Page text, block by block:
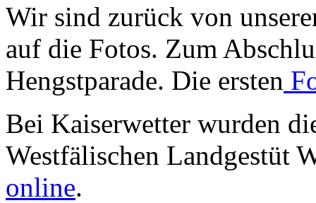
Wir sind zurück von
auf die Fotos. Zum
Hengstparade. Die ersten
Bei Kaiserwetter wurden
Westfälischen Landgestüt
online.